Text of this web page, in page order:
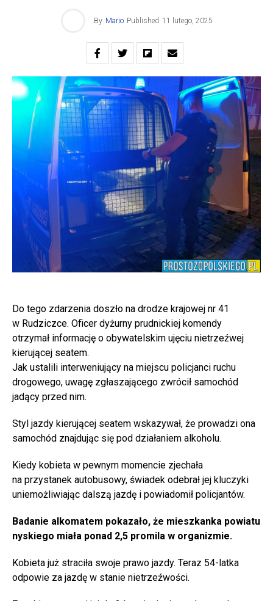
By Mario Published 11 lutego, 2025
Do tego zdarzenia doszło na drodze krajowej nr 41
w Rudziczce. Oficer dyżurny prudnickiej komendy
otrzymał informację o obywatelskim ujęciu nietrzeźwej
kierującej seatem.
Jak ustalili interweniujący na miejscu policjanci ruchu
drogowego, uwagę zgłaszającego zwrócił samochód
jadący przed nim.
Styl jazdy kierującej seatem wskazywał, że prowadzi ona
samochód znajdując się pod działaniem alkoholu.
Kiedy kobieta w pewnym momencie zjechała
na przystanek autobusowy, świadek odebrał jej kluczyki
uniemożliwiając dalszą jazdę i powiadomił policjantów.
Badanie alkomatem pokazało, że mieszkanka powiatu
nyskiego miała ponad 2,5 promila w organizmie.
Kobieta już straciła swoje prawo jazdy. Teraz 54-latka
odpowie za jazdę w stanie nietrzeźwości.